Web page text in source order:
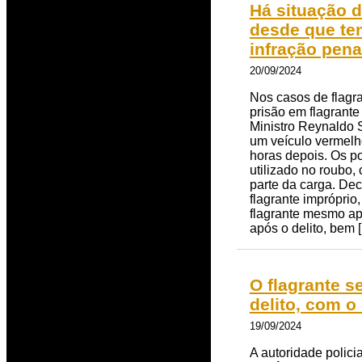
Há situação
desde que
infração
20/09/2024
Nos casos de
prisão em
Ministro Reynaldo
um veículo
horas depois. Os
utilizado no roubo,
parte da carga.
flagrante
flagrante mesmo
após o delito, bem
O flagrante
delito, com o
19/09/2024
A autoridade